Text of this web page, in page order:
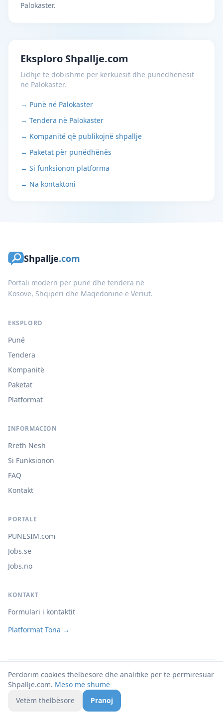
Palokaster.
Eksploro Shpallje.com
Lidhje të dobishme për kërkuesit dhe punëdhënësit
në Palokaster.
→ Punë në Palokaster
→ Tendera në Palokaster
→ Kompanitë që publikojnë shpallje
→ Paketat për punëdhënës
→ Si funksionon platforma
→ Na kontaktoni
Shpallje.com
Portali modern për punë dhe tendera në
Kosovë, Shqipëri dhe Maqedoninë e Veriut.
EKSPLORO
Punë
Tendera
Kompanitë
Paketat
Platformat
INFORMACION
Rreth Nesh
Si Funksionon
FAQ
Kontakt
PORTALE
PUNESIM.com
Jobs.se
Jobs.no
KONTAKT
Formulari i kontaktit
Platformat Tona →
© 2026 Shpallje.com
PrivatësiaKushtetCookies
Përdorim cookies thelbësore dhe analitike për të përmirësuar
Shpallje.com. Mëso më shumë
Vetëm thelbësore
Pranoj